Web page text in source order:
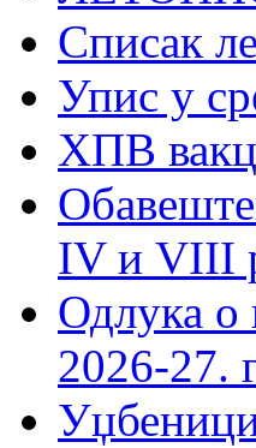
Списак
Упис у
ХПВ
IV и VIII
Одлука о
2026-27.